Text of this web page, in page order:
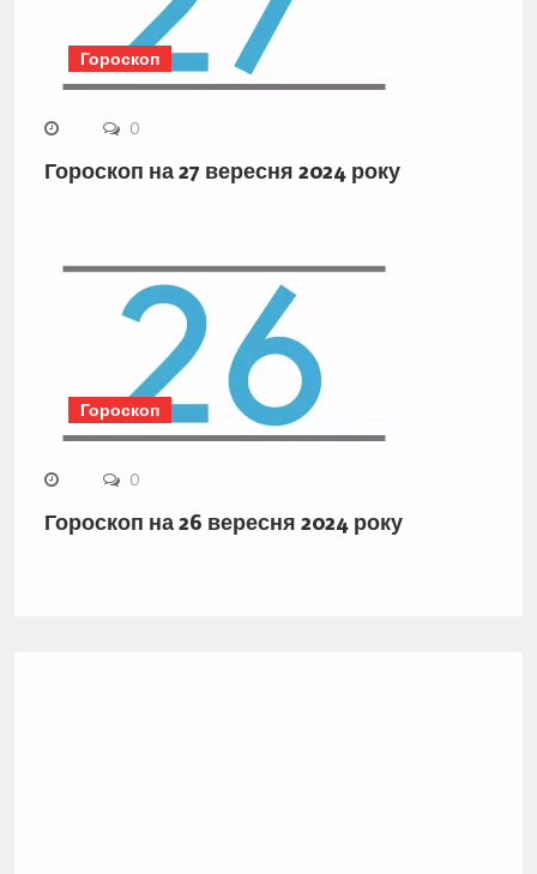
Гороскоп
0
Гороскоп на 27 вересня 2024 року
Гороскоп
0
Гороскоп на 26 вересня 2024 року